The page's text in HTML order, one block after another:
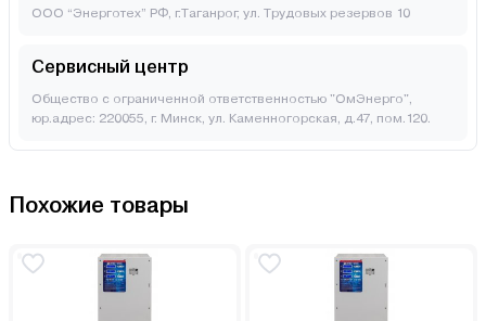
OОО “Энерготех” РФ, г.Таганрог, ул. Трудовых резервов 10
Сервисный центр
Общество с ограниченной ответственностью "ОмЭнерго",
юр.адрес: 220055, г. Минск, ул. Каменногорская, д.47, пом.120.
Похожие товары